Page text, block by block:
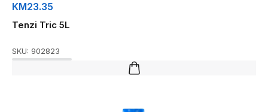
KM23.35
Tenzi Tric 5L
SKU: 902823